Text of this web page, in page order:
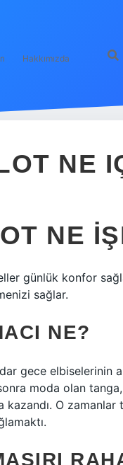
Hakkımızda
NE
NE
günlük konfor
sağlar.
NE?
gece elbiselerinin
moda olan
O zamanlar